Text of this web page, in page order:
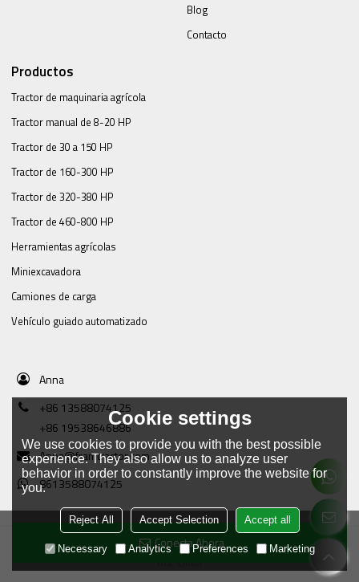
Conecta Ahora
Blog
Contacto
Productos
Tractor de maquinaria agrícola
Tractor manual de 8-20 HP
Tractor de 30 a 150 HP
Tractor de 160-300 HP
Tractor de 320-380 HP
Tractor de 460-800 HP
Herramientas agrícolas
Miniexcavadora
Camiones de carga
Vehículo guiado automatizado
Anna
+86 13588074125
+86 19538646886
Anna@framtractor.com
8613588074125
Copyright © 2026Tianjin Tractor Manufacturing Company Ltd.Support By
Cookie settings
We use cookies to provide you with the best possible
experience. They also allow us to analyze user
behavior in order to constantly improve the website for
you.
Reject All Accept Selection Accept all
Necessary Analytics Preferences Marketing